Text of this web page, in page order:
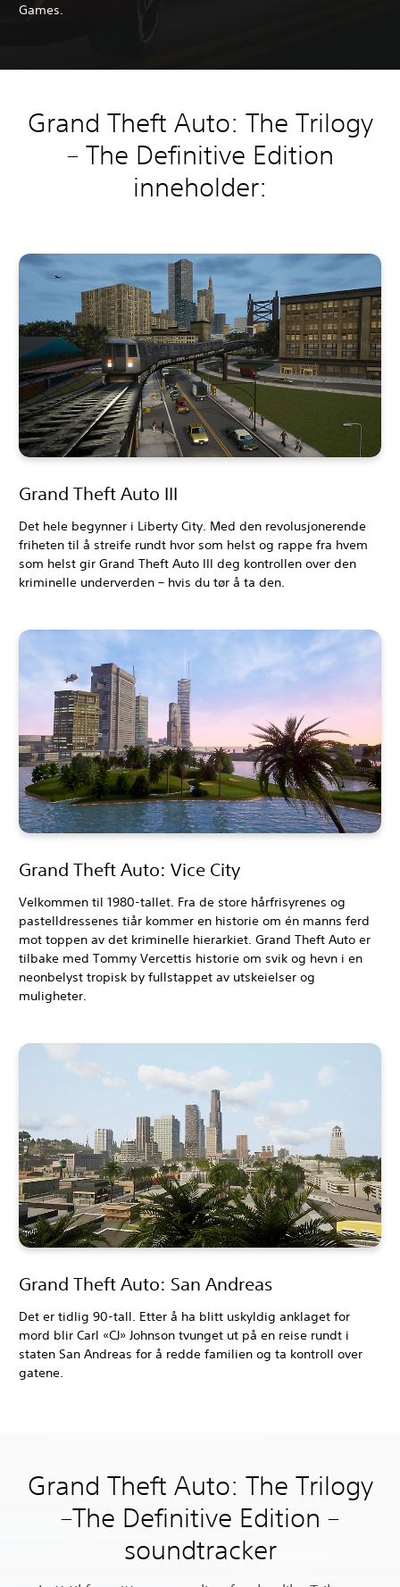
Games.
Grand Theft Auto: The Trilogy
– The Definitive Edition
inneholder:
Grand Theft Auto III
Det hele begynner i Liberty City. Med den revolusjonerende
friheten til å streife rundt hvor som helst og rappe fra hvem
som helst gir Grand Theft Auto III deg kontrollen over den
kriminelle underverden – hvis du tør å ta den.
Grand Theft Auto: Vice City
Velkommen til 1980-tallet. Fra de store hårfrisyrenes og
pastelldressenes tiår kommer en historie om én manns ferd
mot toppen av det kriminelle hierarkiet. Grand Theft Auto er
tilbake med Tommy Vercettis historie om svik og hevn i en
neonbelyst tropisk by fullstappet av utskeielser og
muligheter.
Grand Theft Auto: San Andreas
Det er tidlig 90-tall. Etter å ha blitt uskyldig anklaget for
mord blir Carl «CJ» Johnson tvunget ut på en reise rundt i
staten San Andreas for å redde familien og ta kontroll over
gatene.
Grand Theft Auto: The Trilogy
–The Definitive Edition –
soundtracker